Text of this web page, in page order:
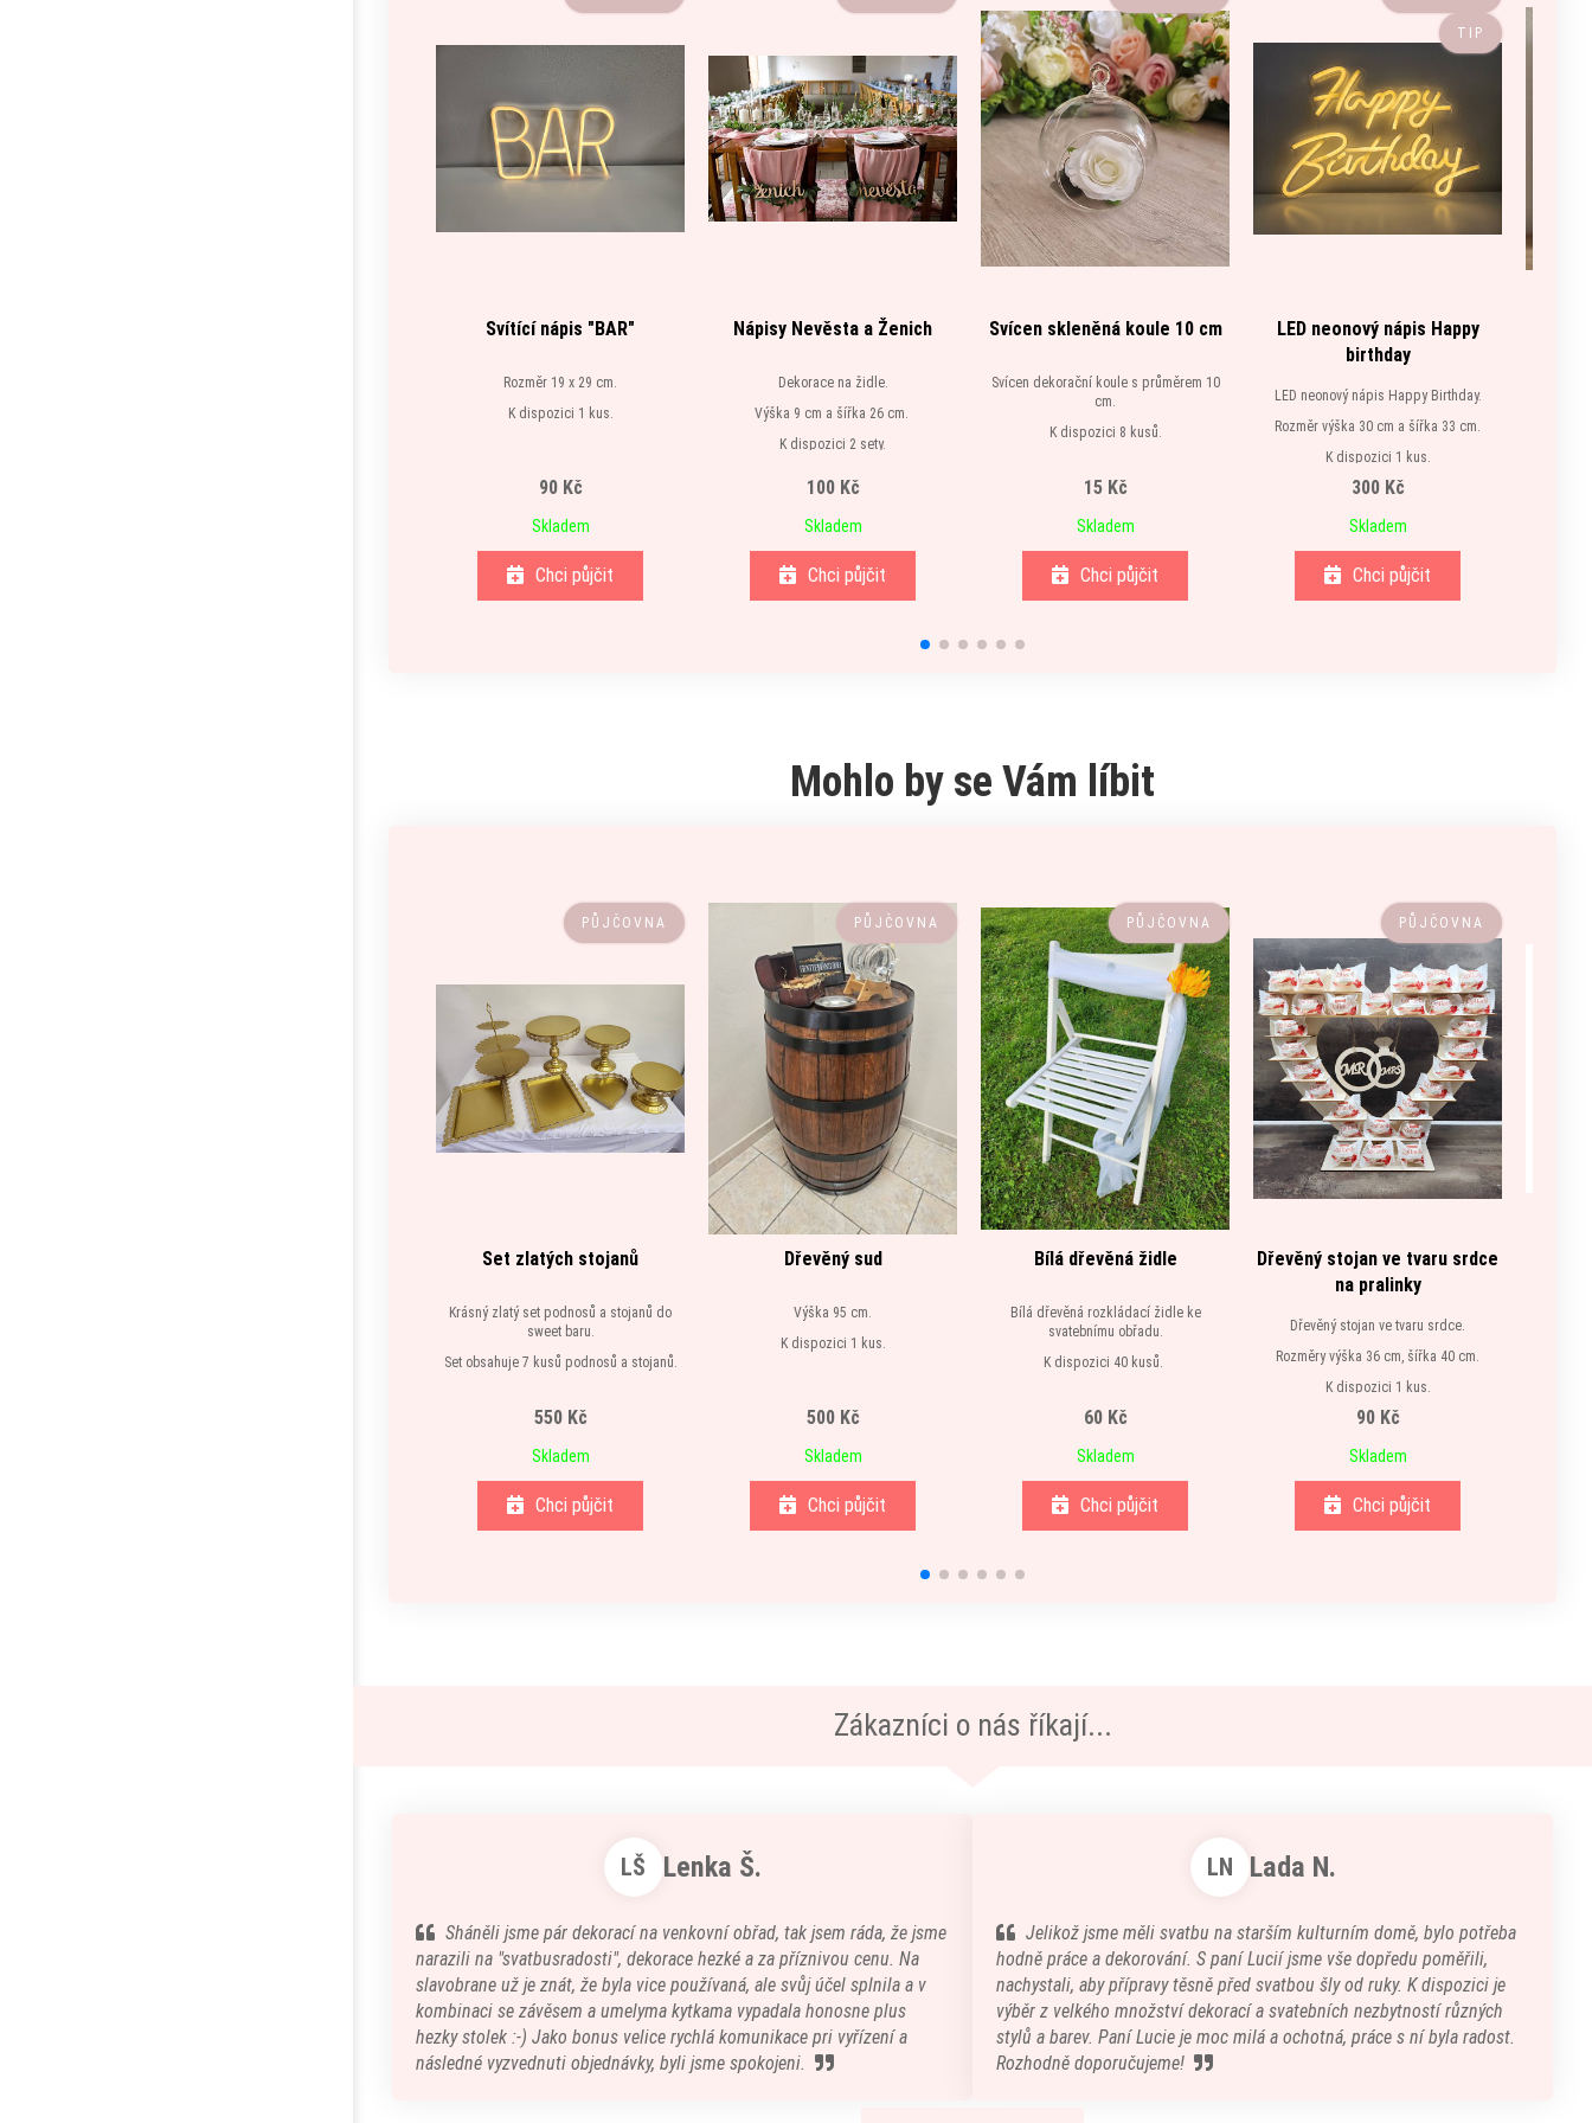
Svítící nápis "BAR"
Rozměr 19 x 29 cm.
K dispozici 1 kus.
90 Kč
Skladem
Chci půjčit
Nápisy Nevěsta a Ženich
Dekorace na židle.
Výška 9 cm a šířka 26 cm.
K dispozici 2 sety.
100 Kč
Skladem
Chci půjčit
Svícen skleněná koule 10 cm
Svícen dekorační koule s průměrem 10
cm.
K dispozici 8 kusů.
15 Kč
Skladem
Chci půjčit
TIP
LED neonový nápis Happy
birthday
LED neonový nápis Happy Birthday.
Rozměr výška 30 cm a šířka 33 cm.
K dispozici 1 kus.
300 Kč
Skladem
Chci půjčit
Mohlo by se Vám líbit
PŮJČOVNA
Set zlatých stojanů
Krásný zlatý set podnosů a stojanů do
sweet baru.
Set obsahuje 7 kusů podnosů a stojanů.
550 Kč
Skladem
Chci půjčit
PŮJČOVNA
Dřevěný sud
Výška 95 cm.
K dispozici 1 kus.
500 Kč
Skladem
Chci půjčit
PŮJČOVNA
Bílá dřevěná židle
Bílá dřevěná rozkládací židle ke
svatebnímu obřadu.
K dispozici 40 kusů.
60 Kč
Skladem
Chci půjčit
PŮJČOVNA
Dřevěný stojan ve tvaru srdce
na pralinky
Dřevěný stojan ve tvaru srdce.
Rozměry výška 36 cm, šířka 40 cm.
K dispozici 1 kus.
90 Kč
Skladem
Chci půjčit
Zákazníci o nás říkají...
LŠ Lenka Š.
Sháněli jsme pár dekorací na venkovní obřad, tak jsem ráda, že jsme
narazili na "svatbusradosti", dekorace hezké a za příznivou cenu. Na
slavobrane už je znát, že byla vice používaná, ale svůj účel splnila a v
kombinaci se závěsem a umelyma kytkama vypadala honosne plus
hezky stolek :-) Jako bonus velice rychlá komunikace pri vyřízení a
následné vyzvednuti objednávky, byli jsme spokojeni.
LN Lada N.
Jelikož jsme měli svatbu na starším kulturním domě, bylo potřeba
hodně práce a dekorování. S paní Lucií jsme vše dopředu poměřili,
nachystali, aby přípravy těsně před svatbou šly od ruky. K dispozici je
výběr z velkého množství dekorací a svatebních nezbytností různých
stylů a barev. Paní Lucie je moc milá a ochotná, práce s ní byla radost.
Rozhodně doporučujeme!